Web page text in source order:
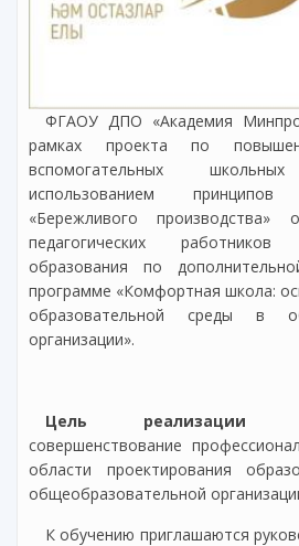
ФГАОУ ДПО «Академия
рамках проекта по
вспомогательных
использованием
«Бережливого производства»
педагогических
образования по
программе «Комфортная школа:
образовательной среды в
организации».
Цель реализации
совершенствование
области проектирования
общеобразовательной
К обучению приглашаются